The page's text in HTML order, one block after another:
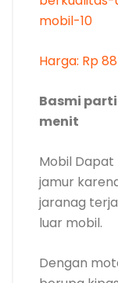
Harga: Rp
Basmi
menit
Mobil
jamur
jaranag
luar mobil.
Dengan